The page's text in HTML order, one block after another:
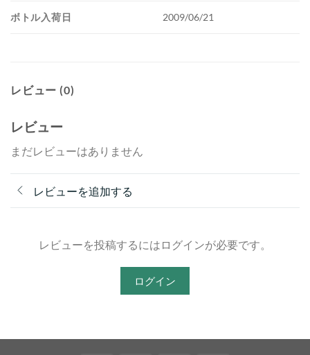
ボトル入荷日 2009/06/21
レビュー (0)
レビュー
まだレビューはありません
レビューを追加する
レビューを投稿するにはログインが必要です。
ログイン